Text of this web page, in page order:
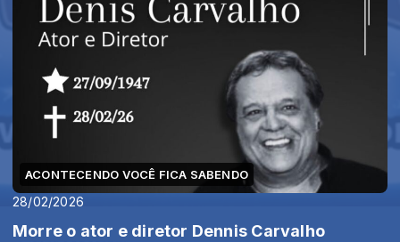
ACONTECENDO VOCÊ FICA SABENDO
28/02/2026
Morre o ator e diretor Dennis Carvalho